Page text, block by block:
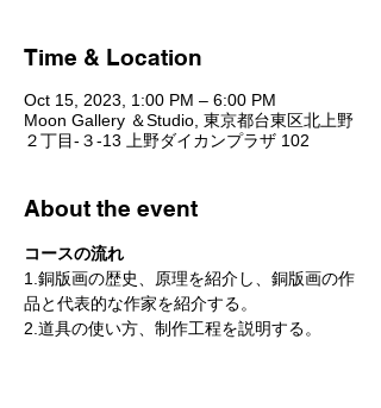
Time & Location
Oct 15, 2023, 1:00 PM – 6:00 PM
Moon Gallery ＆Studio, 東京都台東区北上野
２丁目-３-13 上野ダイカンプラザ 102
About the event
コースの流れ
1.銅版画の歴史、原理を紹介し、銅版画の作
品と代表的な作家を紹介する。
2.道具の使い方、制作工程を説明する。